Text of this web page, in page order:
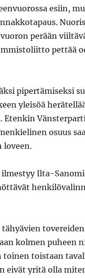
esiin,
perään
pettää
pipertämiseksi
yleisöä
Etenkin
osuus
loveen.
Ilta-
tovereiden
kolmen puheen
toistaan
eivät yritä olla